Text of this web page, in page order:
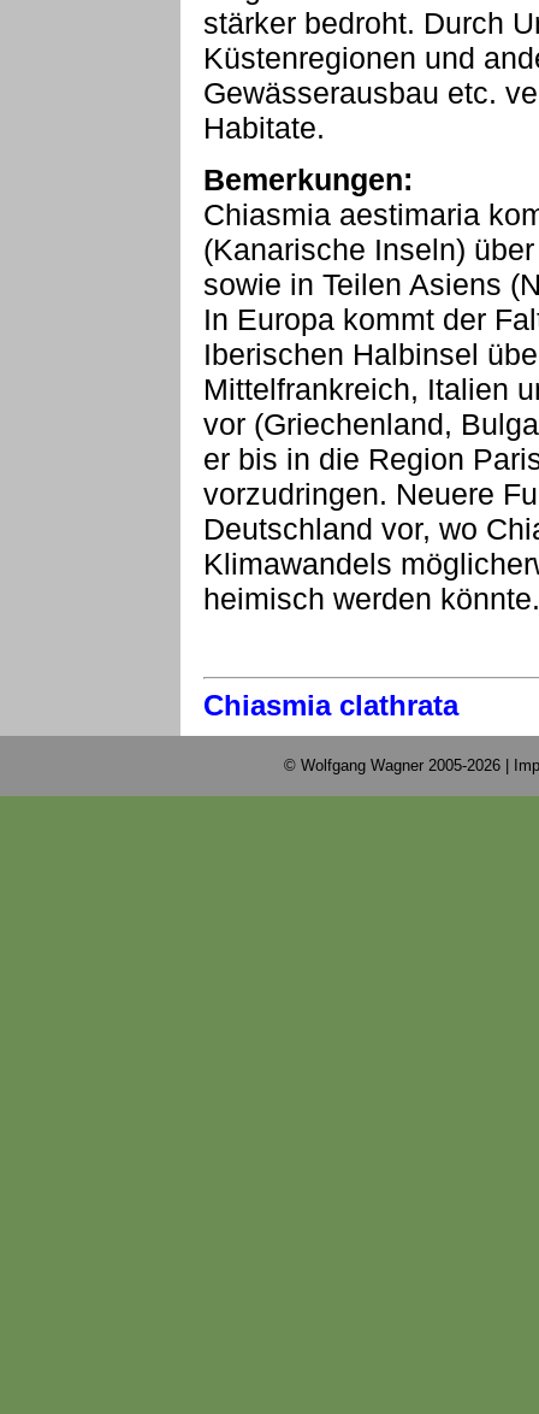
stärker bedroht. Durch
Küstenregionen und
Gewässerausbau etc.
Habitate.
Bemerkungen:
Chiasmia aestimaria
(Kanarische Inseln)
sowie in Teilen Asiens
In Europa kommt der
Iberischen Halbinsel
Mittelfrankreich, Italien
vor (Griechenland,
er bis in die Region
vorzudringen. Neuere
Deutschland vor, wo
Klimawandels
heimisch werden könnte.
Chiasmia clathrata
© Wolfgang Wagner 2005-2026 |